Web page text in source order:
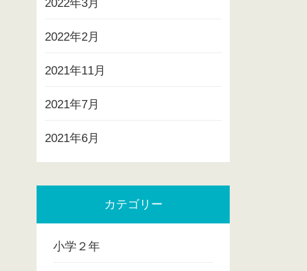
2022年3月
2022年2月
2021年11月
2021年7月
2021年6月
カテゴリー
小学２年